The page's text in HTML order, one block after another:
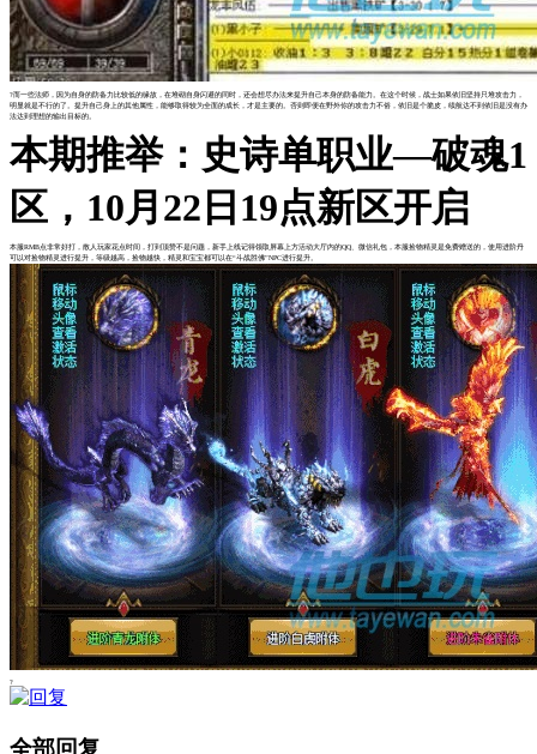
?而一些法师，因为自身的防备力比较低的缘故，在堆砌自身闪避的同时，还会想尽办法来提升自己本身的防备能力。在这个时候，战士如果依旧坚持只堆攻击力，
明显就是不行的了。提升自己身上的其他属性，能够取得较为全面的成长，才是主要的。否则即便在野外你的攻击力不俗，依旧是个脆皮，续航达不到依旧是没有办
法达到理想的输出目标的。
本期推举：史诗单职业—破魂1
区，10月22日19点新区开启
本服RMB点非常好打，散人玩家花点时间，打到顶赞不是问题，新手上线记得领取屏幕上方活动大厅内的QQ、微信礼包，本服捡物精灵是免费赠送的，使用进阶丹
可以对捡物精灵进行提升，等级越高，捡物越快，精灵和宝宝都可以在“斗战胜佛”NPC进行提升。
?
全部回复